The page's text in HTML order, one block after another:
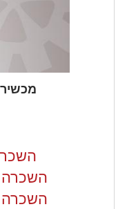
השכרה
השכרה
השכרה